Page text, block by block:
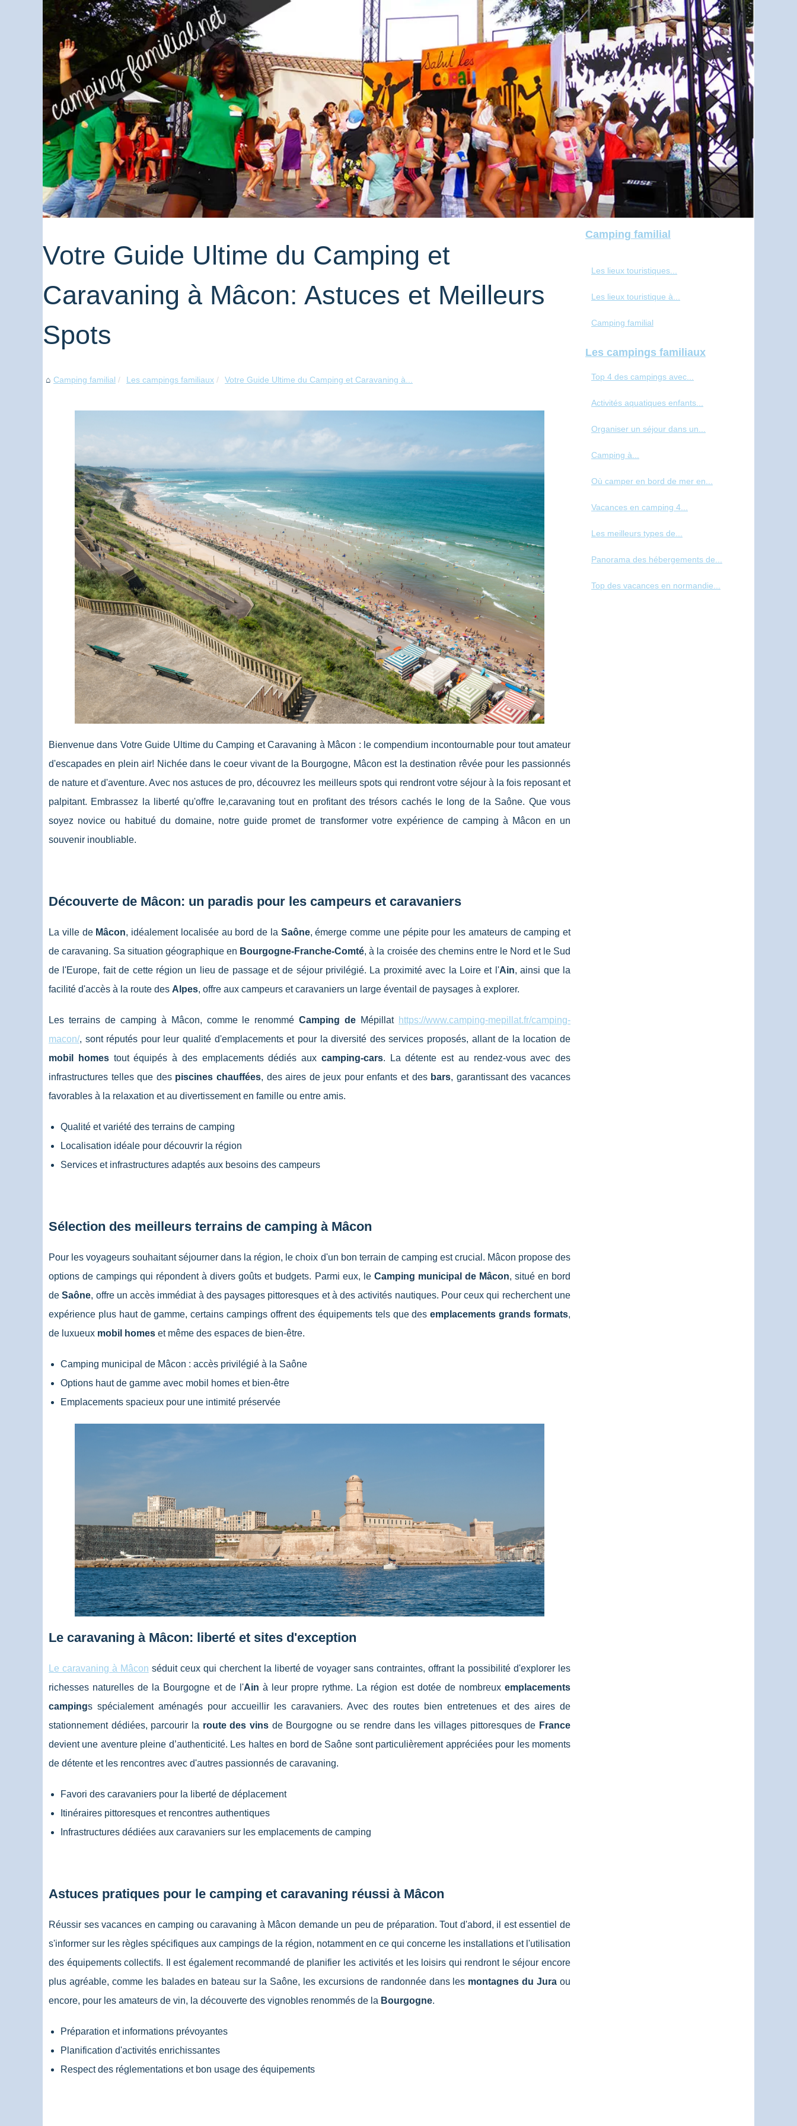
Votre Guide Ultime du Camping et
Caravaning à Mâcon: Astuces et Meilleurs
Spots
Camping familial Les campings familiaux Votre Guide Ultime du Camping et Caravaning à...
Bienvenue dans Votre Guide Ultime du Camping et Caravaning à Mâcon : le compendium incontournable pour tout amateur
d'escapades en plein air! Nichée dans le coeur vivant de la Bourgogne, Mâcon est la destination rêvée pour les passionnés
de nature et d'aventure. Avec nos astuces de pro, découvrez les meilleurs spots qui rendront votre séjour à la fois reposant et
palpitant. Embrassez la liberté qu'offre le,caravaning tout en profitant des trésors cachés le long de la Saône. Que vous
soyez novice ou habitué du domaine, notre guide promet de transformer votre expérience de camping à Mâcon en un
souvenir inoubliable.
Découverte de Mâcon: un paradis pour les campeurs et caravaniers
La ville de Mâcon, idéalement localisée au bord de la Saône, émerge comme une pépite pour les amateurs de camping et
de caravaning. Sa situation géographique en Bourgogne-Franche-Comté, à la croisée des chemins entre le Nord et le Sud
de l'Europe, fait de cette région un lieu de passage et de séjour privilégié. La proximité avec la Loire et l'Ain, ainsi que la
facilité d'accès à la route des Alpes, offre aux campeurs et caravaniers un large éventail de paysages à explorer.
Les terrains de camping à Mâcon, comme le renomméCamping de Mépillat https://www.camping-mepillat.fr/camping-
macon/, sont réputés pour leur qualité d'emplacements et pour la diversité des services proposés, allant de la location de
mobil homestout équipés à des emplacements dédiés aux camping-cars. La détente est au rendez-vous avec des
infrastructures telles que des piscines chauffées, des aires de jeux pour enfants et des bars, garantissant des vacances
favorables à la relaxation et au divertissement en famille ou entre amis.
Qualité et variété des terrains de camping
Localisation idéale pour découvrir la région
Services et infrastructures adaptés aux besoins des campeurs
Sélection des meilleurs terrains de camping à Mâcon
Pour les voyageurs souhaitant séjourner dans la région, le choix d'un bon terrain de camping est crucial. Mâcon propose des
options de campings qui répondent à divers goûts et budgets. Parmi eux, le Camping municipal de Mâcon, situé en bord
deSaône, offre un accès immédiat à des paysages pittoresques et à des activités nautiques. Pour ceux qui recherchent une
expérience plus haut de gamme, certains campings offrent des équipements tels que desemplacements grands formats,
de luxueux mobil homes et même des espaces de bien-être.
Camping municipal de Mâcon : accès privilégié à la Saône
Options haut de gamme avec mobil homes et bien-être
Emplacements spacieux pour une intimité préservée
Le caravaning à Mâcon: liberté et sites d'exception
Le caravaning à Mâcon séduit ceux qui cherchent la liberté de voyager sans contraintes, offrant la possibilité d'explorer les
richesses naturelles de la Bourgogne et de l'Ain à leur propre rythme. La région est dotée de nombreuxemplacements
campings spécialement aménagés pour accueillir les caravaniers. Avec des routes bien entretenues et des aires de
stationnement dédiées, parcourir la route des vinsde Bourgogne ou se rendre dans les villages pittoresques de France
devient une aventure pleine d’authenticité. Les haltes en bord de Saône sont particulièrement appréciées pour les moments
de détente et les rencontres avec d'autres passionnés de caravaning.
Favori des caravaniers pour la liberté de déplacement
Itinéraires pittoresques et rencontres authentiques
Infrastructures dédiées aux caravaniers sur les emplacements de camping
Astuces pratiques pour le camping et caravaning réussi à Mâcon
Réussir ses vacances en camping ou caravaning à Mâcon demande un peu de préparation. Tout d'abord, il est essentiel de
s'informer sur les règles spécifiques aux campings de la région, notamment en ce qui concerne les installations et l'utilisation
des équipements collectifs. Il est également recommandé de planifier les activités et les loisirs qui rendront le séjour encore
plus agréable, comme les balades en bateau sur la Saône, les excursions de randonnée dans les montagnes du Jura ou
encore, pour les amateurs de vin, la découverte des vignobles renommés de la Bourgogne.
Préparation et informations prévoyantes
Planification d'activités enrichissantes
Respect des réglementations et bon usage des équipements
Camping familial
Les lieux touristiques...
Les lieux touristique à...
Camping familial
Les campings familiaux
Top 4 des campings avec...
Activités aquatiques enfants...
Organiser un séjour dans un...
Camping à...
Où camper en bord de mer en...
Vacances en camping 4...
Les meilleurs types de...
Panorama des hébergements de...
Top des vacances en normandie...